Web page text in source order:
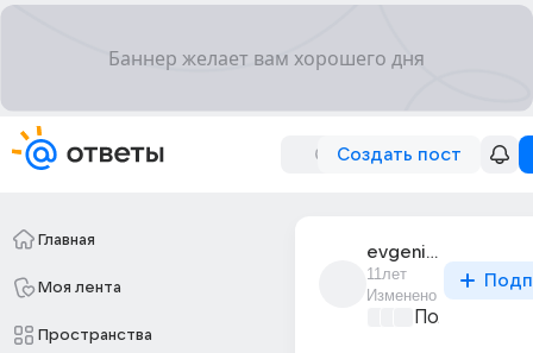
Создать пост
Главная
Моя лента
Пространства
evgenii_usypenko_1
11лет
Изменено